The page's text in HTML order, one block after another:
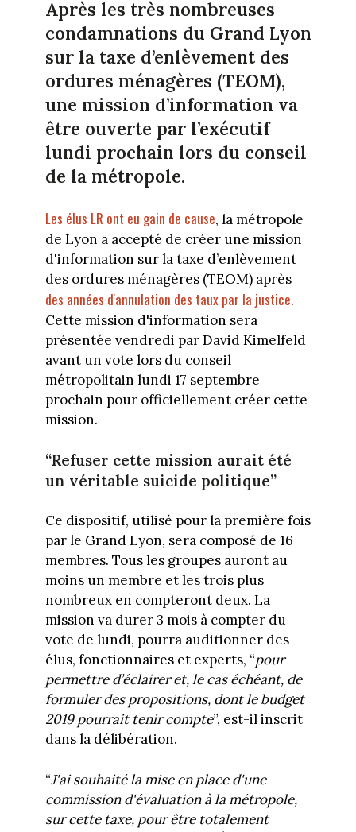
Après les très nombreuses
condamnations du Grand Lyon
sur la taxe d’enlèvement des
ordures ménagères (TEOM),
une mission d’information va
être ouverte par l’exécutif
lundi prochain lors du conseil
de la métropole.
Les élus LR ont eu gain de cause, la métropole
de Lyon a accepté de créer une mission
d'information sur la taxe d’enlèvement
des ordures ménagères (TEOM) après
des années d'annulation des taux par la justice.
Cette mission d'information sera
présentée vendredi par David Kimelfeld
avant un vote lors du conseil
métropolitain lundi 17 septembre
prochain pour officiellement créer cette
mission.
“Refuser cette mission aurait été
un véritable suicide politique”
Ce dispositif, utilisé pour la première fois
par le Grand Lyon, sera composé de 16
membres. Tous les groupes auront au
moins un membre et les trois plus
nombreux en compteront deux. La
mission va durer 3 mois à compter du
vote de lundi, pourra auditionner des
élus, fonctionnaires et experts, “pour
permettre d’éclairer et, le cas échéant, de
formuler des propositions, dont le budget
2019 pourrait tenir compte”, est-il inscrit
dans la délibération.
“J'ai souhaité la mise en place d'une
commission d'évaluation à la métropole,
sur cette taxe, pour être totalement